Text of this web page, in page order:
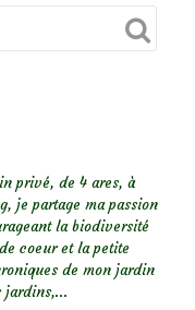
privé, de 4 ares, à
je partage ma passion
la biodiversité
coeur et la petite
de mon jardin
jardins,...